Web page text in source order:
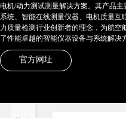
电机/动力测试测量解决方案。其产品
系统、智能在线测量仪器、电机质量
力质量检测行业创新者的理念，为航
了性能卓越的智能仪器设备与系统解决
官方网址